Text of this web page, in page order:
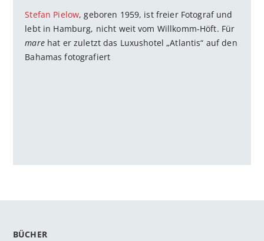
Stefan Pielow, geboren 1959, ist freier Fotograf und
lebt in Hamburg, nicht weit vom Willkomm-Höft. Für
marehat er zuletzt das Luxushotel „Atlantis“ auf den
Bahamas fotografiert
BÜCHER